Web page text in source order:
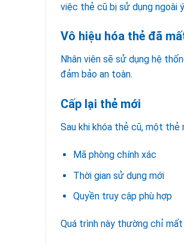
việc thẻ cũ bị sử dụng ngoài
Vô hiệu hóa thẻ đã
Nhân viên sẽ sử dụng hệ
đảm bảo an toàn.
Cấp lại thẻ mới
Sau khi khóa thẻ cũ, một
Mã phòng chính xác
Thời gian sử dụng mới
Quyền truy cập phù hợp
Quá trình này thường chỉ mất